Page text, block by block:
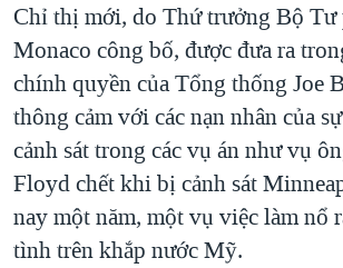
Chỉ thị mới, do Thứ trưởng Bộ Tư
Monaco công bố, được đưa ra
chính quyền của Tổng thống Joe
thông cảm với các nạn nhân của
cảnh sát trong các vụ án như vụ
Floyd chết khi bị cảnh sát
nay một năm, một vụ việc làm nổ
tình trên khắp nước Mỹ.